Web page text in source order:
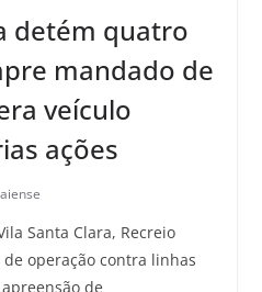
detém quatro
mandado de
veículo
ações
Santa Clara, Recreio
operação contra linhas
de